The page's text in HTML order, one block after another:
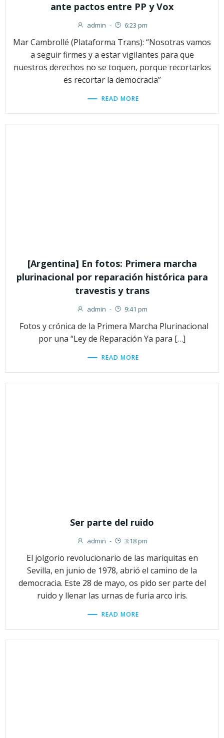
ante pactos entre PP y Vox
admin - 6:23 pm
Mar Cambrollé (Plataforma Trans): “Nosotras vamos
a seguir firmes y a estar vigilantes para que
nuestros derechos no se toquen, porque recortarlos
es recortar la democracia”
READ MORE
[Argentina] En fotos: Primera marcha
plurinacional por reparación histórica para
travestis y trans
admin - 9:41 pm
Fotos y crónica de la Primera Marcha Plurinacional
por una “Ley de Reparación Ya para […]
READ MORE
Ser parte del ruido
admin - 3:18 pm
El jolgorio revolucionario de las mariquitas en
Sevilla, en junio de 1978, abrió el camino de la
democracia. Este 28 de mayo, os pido ser parte del
ruido y llenar las urnas de furia arco iris.
READ MORE